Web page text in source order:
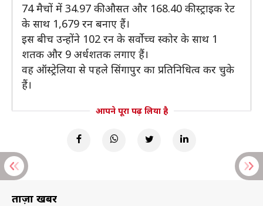
74 मैचों में 34.97 की औसत और 168.40 की स्ट्राइक रेट
के साथ 1,679 रन बनाए हैं।
इस बीच उन्होंने 102 रन के सर्वोच्च स्कोर के साथ 1
शतक और 9 अर्धशतक लगाए हैं।
वह ऑस्ट्रेलिया से पहले सिंगापुर का प्रतिनिधित्व कर चुके
हैं।
आपने पूरा पढ़ लिया है
ताज़ा खबरें